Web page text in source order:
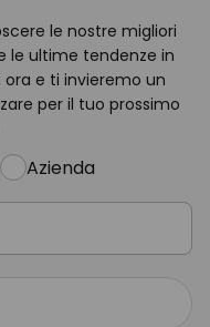
le nostre migliori
le ultime tendenze in
e ti invieremo un
per il tuo prossimo
Azienda